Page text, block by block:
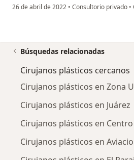
26 de abril de 2022 • Consultorio privado •
Búsquedas relacionadas
Cirujanos plásticos cercanos
Cirujanos plásticos en Zona
Cirujanos plásticos en Juárez
Cirujanos plásticos en Centro
Cirujanos plásticos en